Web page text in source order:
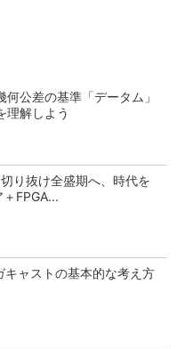
何公差の基準「データム」
理解しよう
り抜け全盛期へ、時代を
FPGA...
キャストの基本的な考え方